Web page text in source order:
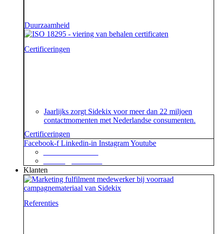
Duurzaamheid
Certificeringen
Jaarlijks zorgt Sidekix voor meer dan 22 miljoen
contactmomenten met Nederlandse consumenten.
Certificeringen
Facebook-f Linkedin-in InstagramYoutube
Klanten
Referenties